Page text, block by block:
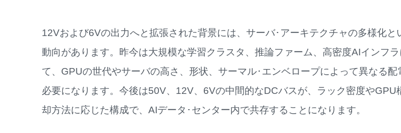
12Vおよび6Vの出力へと拡張された背景には、サーバ･アーキテクチャの多様化と
動向があります。昨今は大規模な学習クラスタ、推論ファーム、高密度AIインフ
て、GPUの世代やサーバの高さ、形状、サーマル･エンベロープによって異なる配
必要になります。今後は50V、12V、6Vの中間的なDCバスが、ラック密度やGPU
却方法に応じた構成で、AIデータ･センター内で共存することになります。